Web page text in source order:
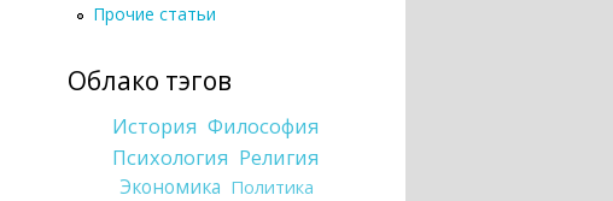
Прочие статьи
Облако тэгов
История Философия
Психология Религия
Экономика Политика